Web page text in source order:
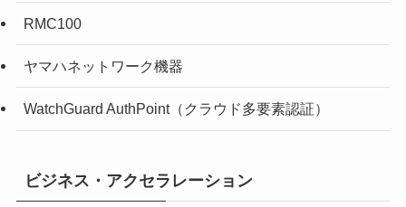
RMC100
ヤマハネットワーク機器
WatchGuard AuthPoint（クラウド多要素認証）
ビジネス・アクセラレーション